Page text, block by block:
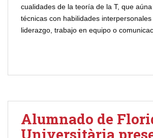
cualidades de la teoría de la T, que
técnicas con habilidades
liderazgo, trabajo en equipo o
Alumnado de